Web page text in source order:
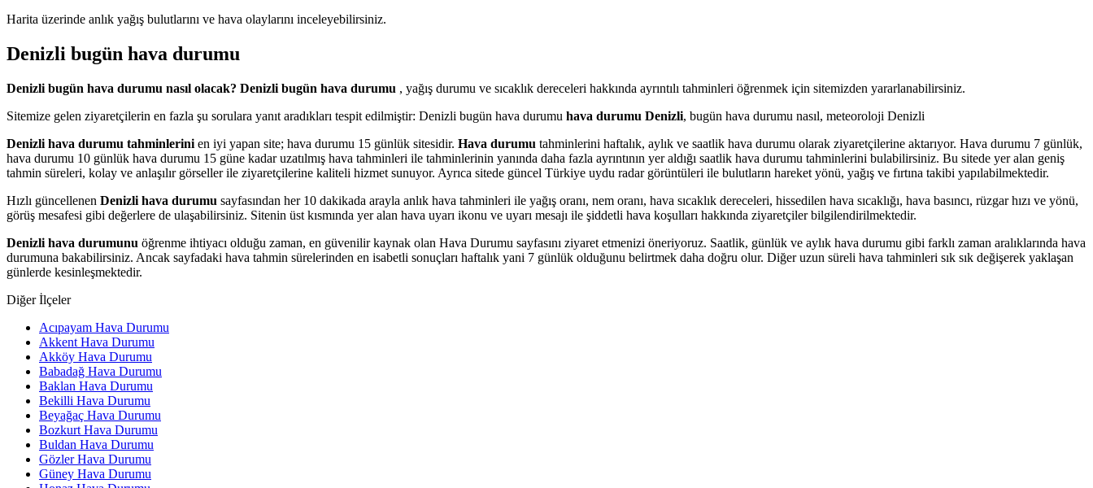
Harita üzerinde anlık yağış bulutlarını ve hava olaylarını inceleyebilirsiniz.
Denizli bugün hava durumu
Denizli bugün hava durumu nasıl olacak? Denizli bugün hava durumu , yağış durumu ve sıcaklık dereceleri hakkında ayrıntılı tahminleri öğrenmek için sitemizden yararlanabilirsiniz.
Sitemize gelen ziyaretçilerin en fazla şu sorulara yanıt aradıkları tespit edilmiştir: Denizli bugün hava durumu hava durumu Denizli, bugün hava durumu nasıl, meteoroloji Denizli
Denizli hava durumu tahminlerini en iyi yapan site; hava durumu 15 günlük sitesidir. Hava durumu tahminlerini haftalık, aylık ve saatlik hava durumu olarak ziyaretçilerine aktarıyor. Hava durumu 7 günlük,
hava durumu 10 günlük hava durumu 15 güne kadar uzatılmış hava tahminleri ile tahminlerinin yanında daha fazla ayrıntının yer aldığı saatlik hava durumu tahminlerini bulabilirsiniz. Bu sitede yer alan geniş
tahmin süreleri, kolay ve anlaşılır görseller ile ziyaretçilerine kaliteli hizmet sunuyor. Ayrıca sitede güncel Türkiye uydu radar görüntüleri ile bulutların hareket yönü, yağış ve fırtına takibi yapılabilmektedir.
Hızlı güncellenen Denizli hava durumu sayfasından her 10 dakikada arayla anlık hava tahminleri ile yağış oranı, nem oranı, hava sıcaklık dereceleri, hissedilen hava sıcaklığı, hava basıncı, rüzgar hızı ve yönü,
görüş mesafesi gibi değerlere de ulaşabilirsiniz. Sitenin üst kısmında yer alan hava uyarı ikonu ve uyarı mesajı ile şiddetli hava koşulları hakkında ziyaretçiler bilgilendirilmektedir.
Denizli hava durumunu öğrenme ihtiyacı olduğu zaman, en güvenilir kaynak olan Hava Durumu sayfasını ziyaret etmenizi öneriyoruz. Saatlik, günlük ve aylık hava durumu gibi farklı zaman aralıklarında hava
durumuna bakabilirsiniz. Ancak sayfadaki hava tahmin sürelerinden en isabetli sonuçları haftalık yani 7 günlük olduğunu belirtmek daha doğru olur. Diğer uzun süreli hava tahminleri sık sık değişerek yaklaşan
günlerde kesinleşmektedir.
Diğer İlçeler
Acıpayam Hava Durumu
Akkent Hava Durumu
Akköy Hava Durumu
Babadağ Hava Durumu
Baklan Hava Durumu
Bekilli Hava Durumu
Beyağaç Hava Durumu
Bozkurt Hava Durumu
Buldan Hava Durumu
Gözler Hava Durumu
Güney Hava Durumu